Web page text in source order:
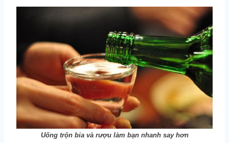
Uống trộn bia và rượu làm bạn nhanh say hơn